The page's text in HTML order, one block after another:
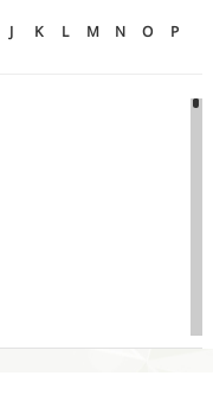
J K L M N O
P